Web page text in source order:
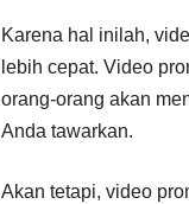
Karena hal inilah,
lebih cepat. Video
orang-orang akan
Anda tawarkan.
Akan tetapi, video